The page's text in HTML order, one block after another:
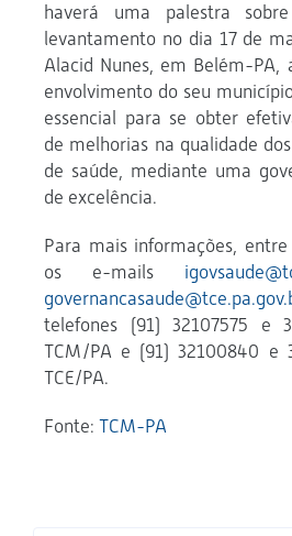
haverá uma palestra
levantamento no dia 17 de
Alacid Nunes, em Belém-PA,
envolvimento do seu
essencial para se obter
de melhorias na qualidade
de saúde, mediante uma
de excelência.
Para mais informações,
os e-mails
telefones (91) 32107575 e
TCM/PA e (91) 32100840 e
TCE/PA.
Fonte: TCM-PA